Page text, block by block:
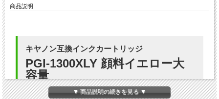
商品説明
キヤノン互換インクカートリッジ
PGI-1300XLY 顔料イエロー大
容量
▼ 商品説明の続きを見る ▼